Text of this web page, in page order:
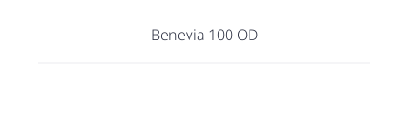
Benevia 100 OD